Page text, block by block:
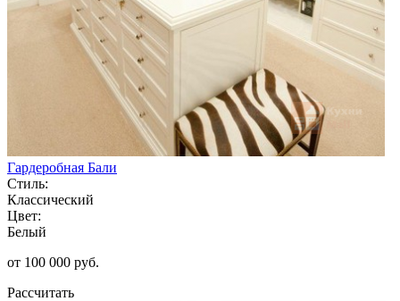
Гардеробная Бали
Стиль:
Классический
Цвет:
Белый
от 100 000 руб.
Рассчитать